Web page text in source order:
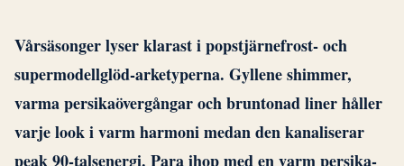
Vårsäsonger lyser klarast i popstjärnefrost- och
supermodellglöd-arketyperna. Gyllene shimmer,
varma persikaövergångar och bruntonad liner håller
varje look i varm harmoni medan den kanaliserar
peak 90-talsenergi. Para ihop med en varm persika-